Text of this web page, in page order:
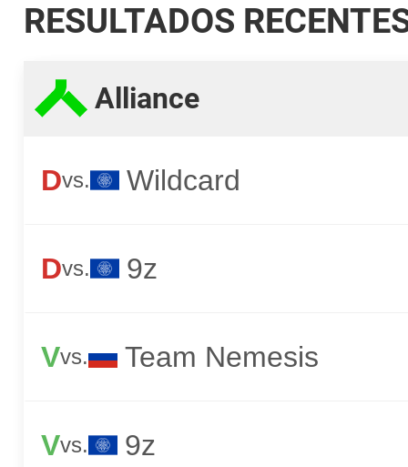
RESULTADOS
Alliance
Dvs. Wildcard
Dvs. 9z
Vvs. Team Nemesis
Vvs. 9z